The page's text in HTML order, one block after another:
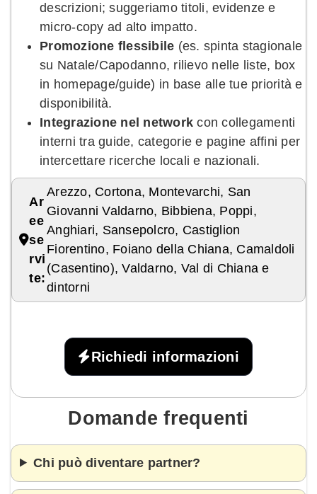
descrizioni; suggeriamo titoli, evidenze e
micro-copy ad alto impatto.
Promozione flessibile (es. spinta stagionale
su Natale/Capodanno, rilievo nelle liste, box
in homepage/guide) in base alle tue priorità e
disponibilità.
Integrazione nel network con collegamenti
interni tra guide, categorie e pagine affini per
intercettare ricerche locali e nazionali.
Ar
ee
se
rvi
te:
Arezzo, Cortona, Montevarchi, San
Giovanni Valdarno, Bibbiena, Poppi,
Anghiari, Sansepolcro, Castiglion
Fiorentino, Foiano della Chiana, Camaldoli
(Casentino), Valdarno, Val di Chiana e
dintorni
Richiedi informazioni
Domande frequenti
Chi può diventare partner?